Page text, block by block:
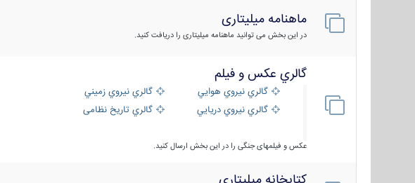
ماهنامه میلیتاری
در این بخش می توانید ماهنامه میلیتاری را دریافت کنید.
گالري عكس و فيلم
گالري نيروي هوايي
گالري نيروي زميني
گالري نيروي دريايي
گالري تاریخ نظامی
عکس و فیلمهای جنگی را در این بخش ارسال کنید.